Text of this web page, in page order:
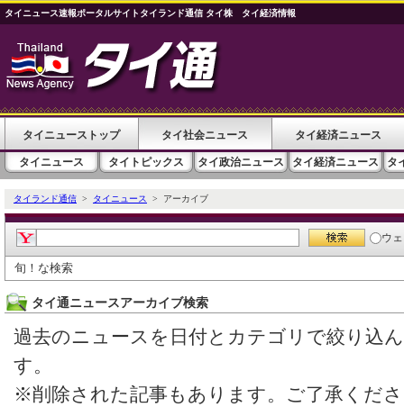
タイニュース速報ポータルサイトタイランド通信 タイ株 タイ経済情報
タイニューストップ タイ社会ニュース タイ経済ニュース
タイニュース タイトピックス タイ政治ニュース タイ経済ニュース タ
タイランド通信 > タイニュース > アーカイブ
ウ
旬！な検索
タイ通ニュースアーカイブ検索
過去のニュースを日付とカテゴリで絞り込
す。
※削除された記事もあります。ご了承くだ